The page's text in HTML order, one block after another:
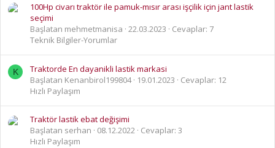
100Hp civarı traktör ile pamuk-mısır arası işçilik için jant lastik
seçimi
Başlatan mehmetmanisa 22.03.2023
Cevaplar: 7
Teknik Bilgiler-Yorumlar
K
Traktorde En dayanikli lastik markasi
Başlatan Kenanbirol199804
19.01.2023
Cevaplar: 12
Hızlı Paylaşım
Traktör lastik ebat değişimi
Başlatan serhan
08.12.2022 Cevaplar: 3
Hızlı Paylaşım